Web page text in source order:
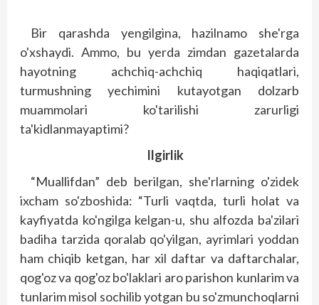
Bir qarashda yengilgina, hazilnamo she'rga
o'xshaydi. Ammo, bu yerda zimdan gazetalarda
hayotning achchiq-achchiq haqiqatlari,
turmushning yechimini kutayotgan dolzarb
muammolari ko'tarilishi zarurligi
ta'kidlanmayaptimi?
Ilgirlik
“Muallifdan” deb berilgan, she'rlarning o'zidek
ixcham so'zboshida: “Turli vaqtda, turli holat va
kayfiyatda ko'ngilga kelgan-u, shu alfozda ba'zilari
badiha tarzida qoralab qo'yilgan, ayrimlari yoddan
ham chiqib ketgan, har xil daftar va daftarchalar,
qog'oz va qog'oz bo'laklari aro parishon kunlarim va
tunlarim misol sochilib yotgan bu so'zmunchoqlarni